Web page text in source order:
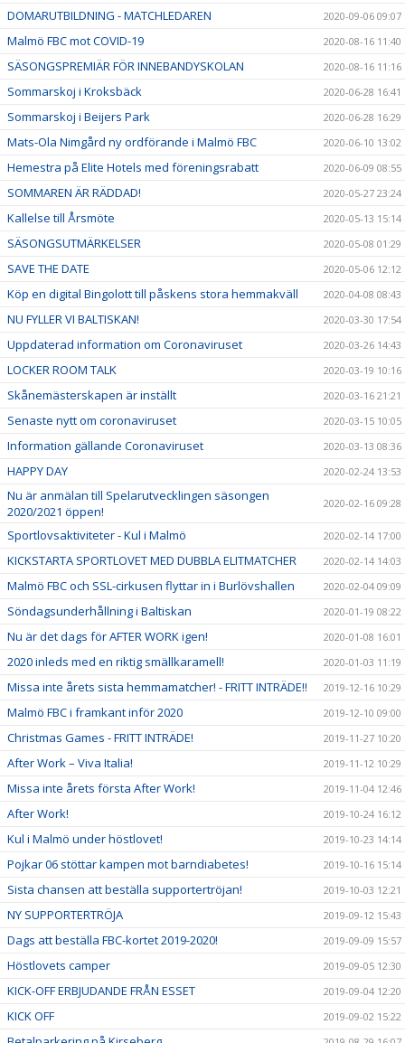
DOMARUTBILDNING - MATCHLEDAREN 2020-09-06 09:07
Malmö FBC mot COVID-19 2020-08-16 11:40
SÄSONGSPREMIÄR FÖR INNEBANDYSKOLAN 2020-08-16 11:16
Sommarskoj i Kroksbäck 2020-06-28 16:41
Sommarskoj i Beijers Park 2020-06-28 16:29
Mats-Ola Nimgård ny ordförande i Malmö FBC 2020-06-10 13:02
Hemestra på Elite Hotels med föreningsrabatt 2020-06-09 08:55
SOMMAREN ÄR RÄDDAD! 2020-05-27 23:24
Kallelse till Årsmöte 2020-05-13 15:14
SÄSONGSUTMÄRKELSER 2020-05-08 01:29
SAVE THE DATE 2020-05-06 12:12
Köp en digital Bingolott till påskens stora hemmakväll 2020-04-08 08:43
NU FYLLER VI BALTISKAN! 2020-03-30 17:54
Uppdaterad information om Coronaviruset 2020-03-26 14:43
LOCKER ROOM TALK 2020-03-19 10:16
Skånemästerskapen är inställt 2020-03-16 21:21
Senaste nytt om coronaviruset 2020-03-15 10:05
Information gällande Coronaviruset 2020-03-13 08:36
HAPPY DAY 2020-02-24 13:53
Nu är anmälan till Spelarutvecklingen säsongen
2020/2021 öppen!
2020-02-16 09:28
Sportlovsaktiviteter - Kul i Malmö 2020-02-14 17:00
KICKSTARTA SPORTLOVET MED DUBBLA ELITMATCHER 2020-02-14 14:03
Malmö FBC och SSL-cirkusen flyttar in i Burlövshallen 2020-02-04 09:09
Söndagsunderhållning i Baltiskan 2020-01-19 08:22
Nu är det dags för AFTER WORK igen! 2020-01-08 16:01
2020 inleds med en riktig smällkaramell! 2020-01-03 11:19
Missa inte årets sista hemmamatcher! - FRITT INTRÄDE!! 2019-12-16 10:29
Malmö FBC i framkant inför 2020 2019-12-10 09:00
Christmas Games - FRITT INTRÄDE! 2019-11-27 10:20
After Work – Viva Italia! 2019-11-12 10:29
Missa inte årets första After Work! 2019-11-04 12:46
After Work! 2019-10-24 16:12
Kul i Malmö under höstlovet! 2019-10-23 14:14
Pojkar 06 stöttar kampen mot barndiabetes! 2019-10-16 15:14
Sista chansen att beställa supportertröjan! 2019-10-03 12:21
NY SUPPORTERTRÖJA 2019-09-12 15:43
Dags att beställa FBC-kortet 2019-2020! 2019-09-09 15:57
Höstlovets camper 2019-09-05 12:30
KICK-OFF ERBJUDANDE FRÅN ESSET 2019-09-04 12:20
KICK OFF 2019-09-02 15:22